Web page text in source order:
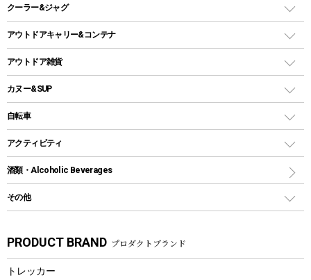
自立式タープ
パラソル
テントアクセサリー
ペグ
グランドシート
ガイドロープ
ツール
ヘッドライト
キャンドル
ガストーチ、ライター
卓上タイプグリル
パーティータイプグリル
鉄板、アミ
焚き火台&ストーブ
火起こし
バーベキューツール
ホットサンドメーカー
クッカーセット
シェラカップ
クッキングツール
ナイフ
カトラリー
マグカップ、カップ
ステンレスボトル
ステンレスボトル
コップ付きタイプ
ワンタッチタイプ
プラスチックボトル
ディズニーボトル
クーラー&ジャグ
クーラーボックス
クーラーバッグ
ウォータージャグ
保冷剤
アウトドアキャリー&コンテナ
アウトドアキャリー
アウトドア雑貨
バックパック&バッグ
リュック、バックパック
トートバッグ、サコッシュ
ショッピングキャリー
その他アウトドア雑貨
スプレー関係
カヌー&SUP
インフレータブル
カヤック
パドル
ヘルメット
エアーポンプ
自転車
折りたたみ自転車
スポーツサイクル
シティサイクル
自転車ウェア
アクティビティ
マリン
ラッシュガード
パラソル
酒類・Alcoholic Beverages
その他
湯たんぽ
防災用品
PRODUCT BRAND プロダクトブランド
トレッカー